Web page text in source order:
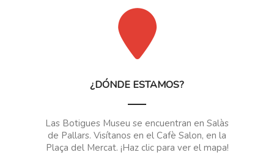
¿DÓNDE ESTAMOS?
Las Botigues Museu se encuentran en Salàs
de Pallars. Visítanos en el Cafè Salon, en la
Plaça del Mercat. ¡Haz clic para ver el mapa!